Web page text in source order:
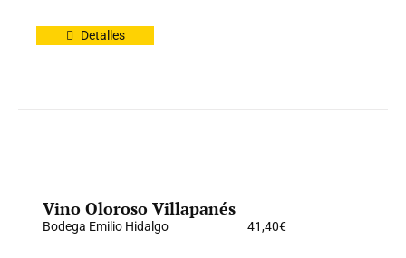
Detalles
Vino Oloroso Villapanés
Bodega Emilio Hidalgo 41,40€